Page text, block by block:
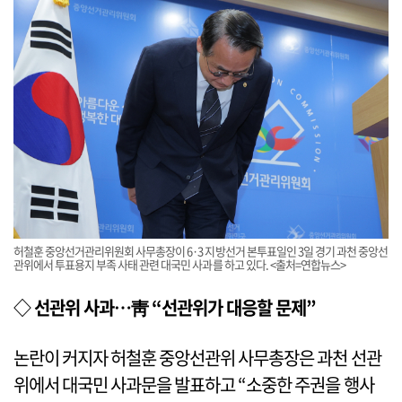
허철훈 중앙선거관리위원회 사무총장이 6·3 지방선거 본투표일인 3일 경기 과천 중앙선
관위에서 투표용지 부족 사태 관련 대국민 사과를 하고 있다. <출처=연합뉴스>
◇ 선관위 사과…靑 “선관위가 대응할 문제”
논란이 커지자 허철훈 중앙선관위 사무총장은 과천 선관
위에서 대국민 사과문을 발표하고 “소중한 주권을 행사